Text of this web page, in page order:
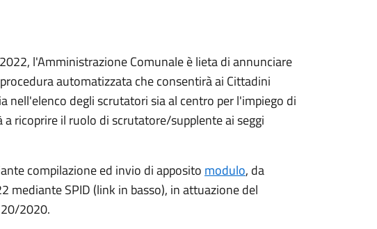
l'Amministrazione Comunale è lieta di annunciare
automatizzata che consentirà ai Cittadini
nell'elenco degli scrutatori sia al centro per l'impiego di
ricoprire il ruolo di scrutatore/supplente ai seggi
compilazione ed invio di apposito modulo, da
SPID (link in basso), in attuazione del
2020.